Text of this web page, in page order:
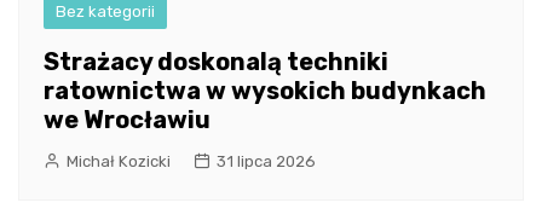
Bez kategorii
Strażacy doskonalą techniki
ratownictwa w wysokich budynkach
we Wrocławiu
Michał Kozicki 31 lipca 2026